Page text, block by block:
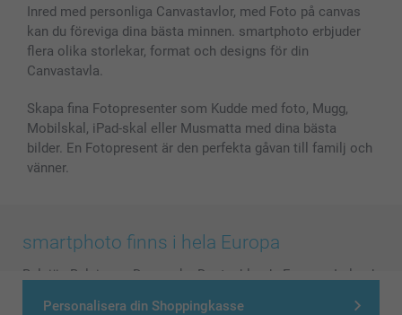
Personalisera din Shoppingkasse
Inred med personliga Canvastavlor, med Foto på canvas
kan du föreviga dina bästa minnen. smartphoto erbjuder
flera olika storlekar, format och designs för din
Canvastavla.
Skapa fina Fotopresenter som Kudde med foto, Mugg,
Mobilskal, iPad-skal eller Musmatta med dina bästa
bilder. En Fotopresent är den perfekta gåvan till familj och
vänner.
smartphoto finns i hela Europa
België Belgique Danmark Deutschland France
Ireland
Nederland - Norge Österreich